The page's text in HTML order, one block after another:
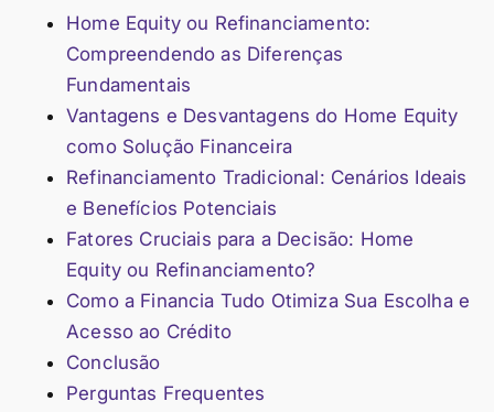
Home Equity ou Refinanciamento:
Compreendendo as Diferenças
Fundamentais
Vantagens e Desvantagens do Home Equity
como Solução Financeira
Refinanciamento Tradicional: Cenários Ideais
e Benefícios Potenciais
Fatores Cruciais para a Decisão: Home
Equity ou Refinanciamento?
Como a Financia Tudo Otimiza Sua Escolha e
Acesso ao Crédito
Conclusão
Perguntas Frequentes